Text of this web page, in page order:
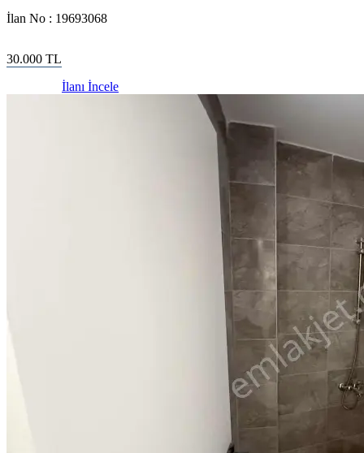
İlan No : 19693068
30.000 TL
İlanı İncele